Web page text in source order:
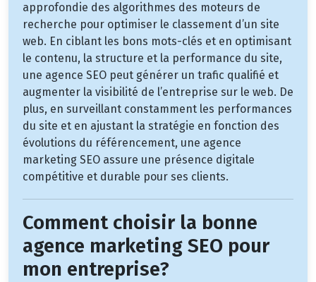
approfondie des algorithmes des moteurs de
recherche pour optimiser le classement d’un site
web. En ciblant les bons mots-clés et en optimisant
le contenu, la structure et la performance du site,
une agence SEO peut générer un trafic qualifié et
augmenter la visibilité de l’entreprise sur le web. De
plus, en surveillant constamment les performances
du site et en ajustant la stratégie en fonction des
évolutions du référencement, une agence
marketing SEO assure une présence digitale
compétitive et durable pour ses clients.
Comment choisir la bonne
agence marketing SEO pour
mon entreprise?